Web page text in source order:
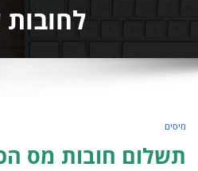
מיסים
תשלום חובות מס